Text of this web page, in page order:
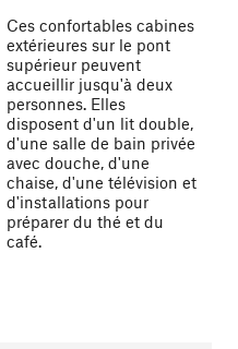
Ces confortables cabines
extérieures sur le pont
supérieur peuvent
accueillir jusqu'à deux
personnes. Elles
disposent d'un lit double,
d'une salle de bain privée
avec douche, d'une
chaise, d'une télévision et
d'installations pour
préparer du thé et du
café.